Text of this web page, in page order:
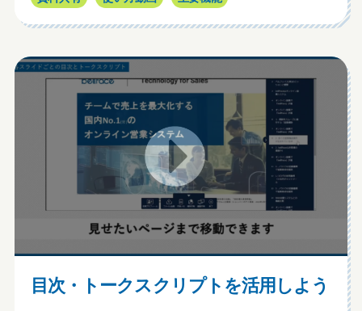
目次・トークスクリプトを活用しよう